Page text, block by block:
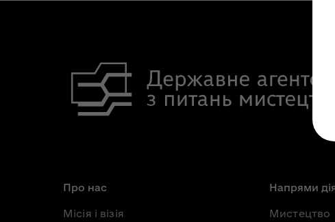
Про нас
Місія і візія
Напрями
Мистецтво